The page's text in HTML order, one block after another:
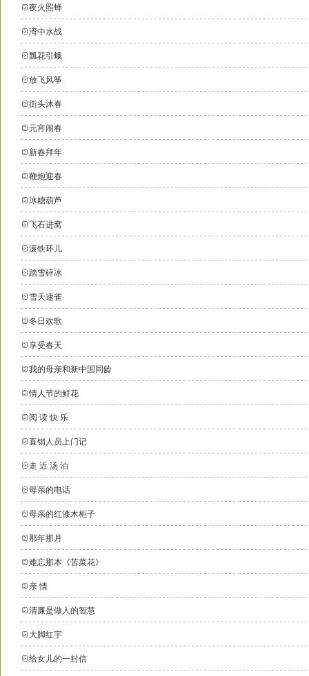
夜火照蝉
湾中水战
瓢花引蛾
放飞风筝
街头沐春
元宵闹春
新春拜年
鞭炮迎春
冰糖葫芦
飞石进窝
滚铁环儿
踏雪碎冰
雪天逮雀
冬日欢歌
享受春天
我的母亲和新中国同龄
情人节的鲜花
阅 读 快 乐
直销人员上门记
走 近 汤 泊
母亲的电话
母亲的红漆木柜子
那年那月
难忘那本《苦菜花》
亲 情
清廉是做人的智慧
大脚红宇
给女儿的一封信